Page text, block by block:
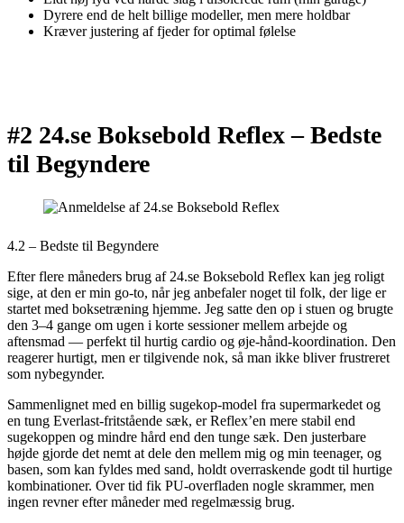
Dyrere end de helt billige modeller, men mere holdbar
Kræver justering af fjeder for optimal følelse
#2 24.se Boksebold Reflex –Bedste
til Begyndere
4.2 – Bedste til Begyndere
Efter flere måneders brug af 24.se Boksebold Reflex kan jeg roligt
sige, at den er min go-to, når jeg anbefaler noget til folk, der lige er
startet med boksetræning hjemme. Jeg satte den op i stuen og brugte
den 3–4 gange om ugen i korte sessioner mellem arbejde og
aftensmad — perfekt til hurtig cardio og øje-hånd-koordination. Den
reagerer hurtigt, men er tilgivende nok, så man ikke bliver frustreret
som nybegynder.
Sammenlignet med en billig sugekop-model fra supermarkedet og
en tung Everlast-fritstående sæk, er Reflex’en mere stabil end
sugekoppen og mindre hård end den tunge sæk. Den justerbare
højde gjorde det nemt at dele den mellem mig og min teenager, og
basen, som kan fyldes med sand, holdt overraskende godt til hurtige
kombinationer. Over tid fik PU-overfladen nogle skrammer, men
ingen revner efter måneder med regelmæssig brug.